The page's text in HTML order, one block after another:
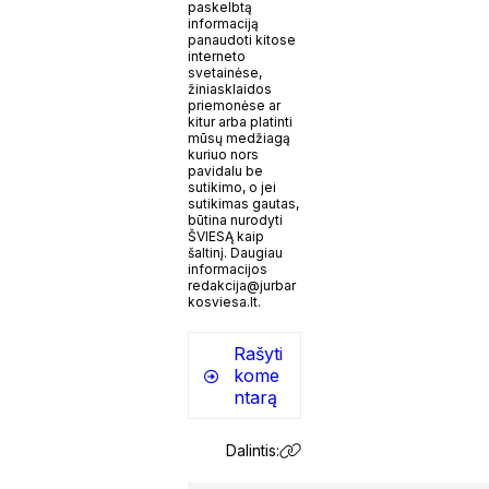
paskelbtą
informaciją
panaudoti kitose
interneto
svetainėse,
žiniasklaidos
priemonėse ar
kitur arba platinti
mūsų medžiagą
kuriuo nors
pavidalu be
sutikimo, o jei
sutikimas gautas,
būtina nurodyti
ŠVIESĄ kaip
šaltinį. Daugiau
informacijos
redakcija@jurbar
kosviesa.lt.
Rašyti
kome
ntarą
Dalintis: